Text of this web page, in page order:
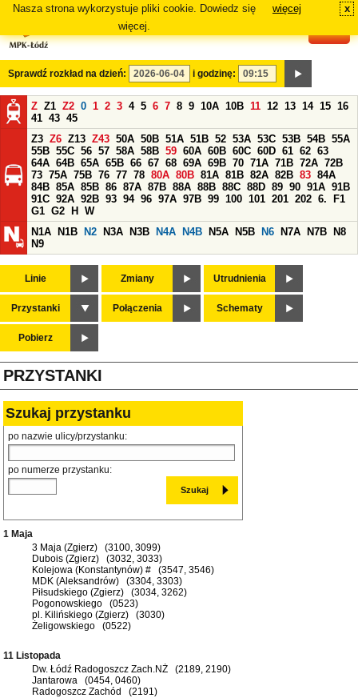
Nasza strona wykorzystuje pliki cookie. Dowiedz się
więcej.
więcej x
Sprawdź rozkład na dzień: i godzinę:
Z Z1 Z2 0 1 2 3 4 5 6 7 8 9 10A 10B 11 12 13 14 15 16
41 43 45
Z3 Z6 Z13 Z43 50A 50B 51A 51B 52 53A 53C 53B 54B 55A
55B 55C 56 57 58A 58B 59 60A 60B 60C 60D 61 62 63
64A 64B 65A 65B 66 67 68 69A 69B 70 71A 71B 72A 72B
73 75A 75B 76 77 78 80A 80B 81A 81B 82A 82B 83 84A
84B 85A 85B 86 87A 87B 88A 88B 88C 88D 89 90 91A 91B
91C 92A 92B 93 94 96 97A 97B 99 100 101 201 202 6.
F1
G1 G2 H
W
N1A
N1B N2 N3A N3B N4A N4B N5A N5B N6 N7A N7B
N8
N9
Linie Zmiany Utrudnienia
Przystanki Połączenia Schematy
Pobierz
PRZYSTANKI
Szukaj przystanku
po nazwie ulicy/przystanku:
po numerze przystanku:
1 Maja
3 Maja (Zgierz) (3100, 3099)
Dubois (Zgierz) (3032, 3033)
Kolejowa (Konstantynów) # (3547, 3546)
MDK (Aleksandrów) (3304, 3303)
Piłsudskiego (Zgierz) (3034, 3262)
Pogonowskiego (0523)
pl. Kilińskiego (Zgierz) (3030)
Żeligowskiego (0522)
11 Listopada
Dw. Łódź Radogoszcz Zach.NŻ (2189, 2190)
Jantarowa (0454, 0460)
Radogoszcz Zachód (2191)